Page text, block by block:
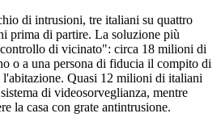
di intrusioni, tre italiani su quattro
prima di partire. La soluzione più
di vicinato": circa 18 milioni di
o a una persona di fiducia il compito di
l'abitazione. Quasi 12 milioni di italiani
di videosorveglianza, mentre
la casa con grate antintrusione.